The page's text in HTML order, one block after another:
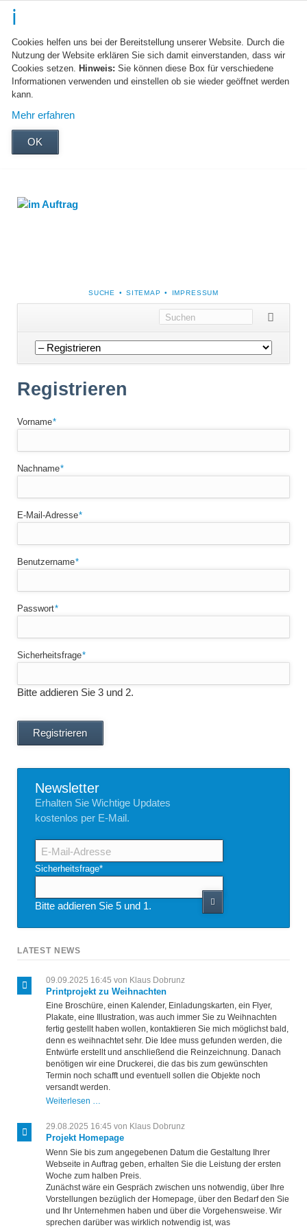
Cookies helfen uns bei der Bereitstellung unserer Website. Durch die
Nutzung der Website erklären Sie sich damit einverstanden, dass wir
Cookies setzen. Hinweis: Sie können diese Box für verschiedene
Informationen verwenden und einstellen ob sie wieder geöffnet werden
kann.
Mehr erfahren
OK
NAVIGATION
ÜBERSPRINGEN
SUCHE SITEMAP IMPRESSUM
Navigation
überspringen
Registrieren
Pflichtfeld
Vorname*
Pflichtfeld
Nachname*
Pflichtfeld
E-Mail-Adresse*
Pflichtfeld
Benutzername*
Pflichtfeld
Passwort*
Pflichtfeld
Sicherheitsfrage*
Bitte addieren Sie 3 und 2.
Registrieren
Newsletter
Erhalten Sie Wichtige Updates
kostenlos per E-Mail.
E-
Mail-
Adresse
Pflichtfeld
Sicherheitsfrage*
Bitte addieren Sie 5 und 1.
LATEST NEWS
09.09.2025 16:45 von Klaus Dobrunz
Printprojekt zu Weihnachten
Eine Broschüre, einen Kalender, Einladungskarten, ein Flyer,
Plakate, eine Illustration, was auch immer Sie zu Weihnachten
fertig gestellt haben wollen, kontaktieren Sie mich möglichst bald,
denn es weihnachtet sehr. Die Idee muss gefunden werden, die
Entwürfe erstellt und anschließend die Reinzeichnung. Danach
benötigen wir eine Druckerei, die das bis zum gewünschten
Termin noch schafft und eventuell sollen die Objekte noch
versandt werden.
Weiterlesen …
Weihnachten
29.08.2025 16:45 von Klaus Dobrunz
Projekt Homepage
Wenn Sie bis zum angegebenen Datum die Gestaltung Ihrer
Webseite in Auftrag geben, erhalten Sie die Leistung der ersten
Woche zum halben Preis.
Zunächst wäre ein Gespräch zwischen uns notwendig, über Ihre
Vorstellungen bezüglich der Homepage, über den Bedarf den Sie
und Ihr Unternehmen haben und über die Vorgehensweise. Wir
sprechen darüber was wirklich notwendig ist, was